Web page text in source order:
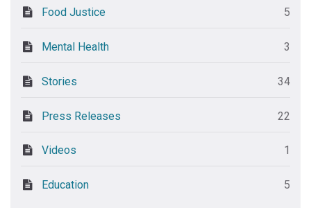
Food Justice 5
Mental Health 3
Stories 34
Press Releases 22
Videos 1
Education 5